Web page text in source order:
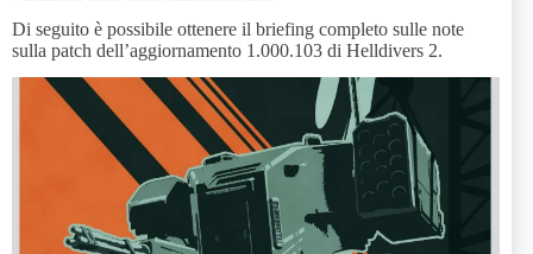
Di seguito è possibile ottenere il briefing completo sulle note
sulla patch dell’aggiornamento 1.000.103 di Helldivers 2.